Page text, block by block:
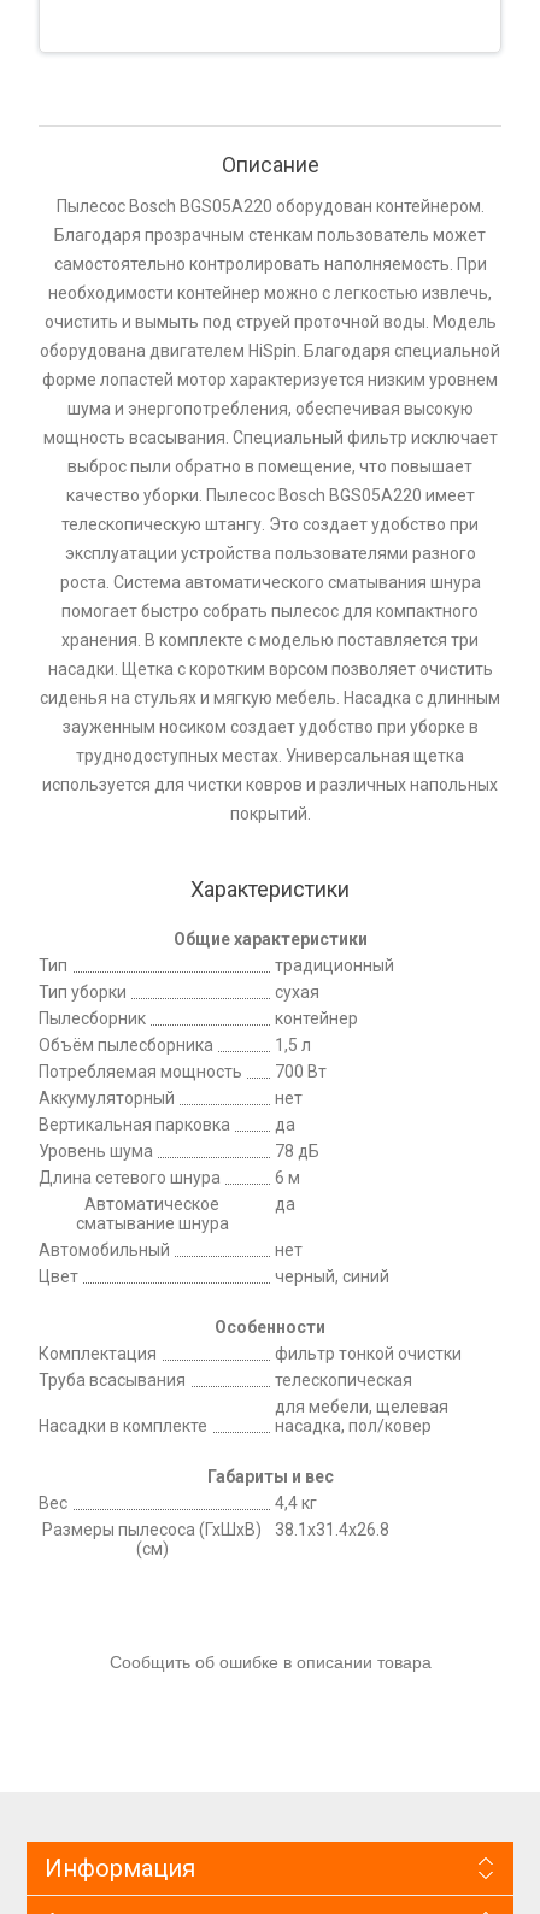
Описание
Пылесос Bosch BGS05A220 оборудован контейнером.
Благодаря прозрачным стенкам пользователь может
самостоятельно контролировать наполняемость. При
необходимости контейнер можно с легкостью извлечь,
очистить и вымыть под струей проточной воды. Модель
оборудована двигателем HiSpin. Благодаря специальной
форме лопастей мотор характеризуется низким уровнем
шума и энергопотребления, обеспечивая высокую
мощность всасывания. Специальный фильтр исключает
выброс пыли обратно в помещение, что повышает
качество уборки. Пылесос Bosch BGS05A220 имеет
телескопическую штангу. Это создает удобство при
эксплуатации устройства пользователями разного
роста. Система автоматического сматывания шнура
помогает быстро собрать пылесос для компактного
хранения. В комплекте с моделью поставляется три
насадки. Щетка с коротким ворсом позволяет очистить
сиденья на стульях и мягкую мебель. Насадка с длинным
зауженным носиком создает удобство при уборке в
труднодоступных местах. Универсальная щетка
используется для чистки ковров и различных напольных
покрытий.
Характеристики
Общие характеристики
Тип
традиционный
Тип уборки
сухая
Пылесборник
контейнер
Объём пылесборника
1,5 л
Потребляемая мощность
700 Вт
Аккумуляторный
нет
Вертикальная парковка
да
Уровень шума
78 дБ
Длина сетевого шнура
6 м
Автоматическое
сматывание шнура
да
Автомобильный
нет
Цвет
черный, синий
Особенности
Комплектация
фильтр тонкой очистки
Труба всасывания
телескопическая
Насадки в комплекте
для мебели, щелевая
насадка, пол/ковер
Габариты и вес
Вес
4,4 кг
Размеры пылесоса (ГхШхВ)
(см)
38.1x31.4x26.8
Сообщить об ошибке в описании товара
Информация